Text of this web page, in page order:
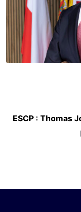
ESCP : Thomas